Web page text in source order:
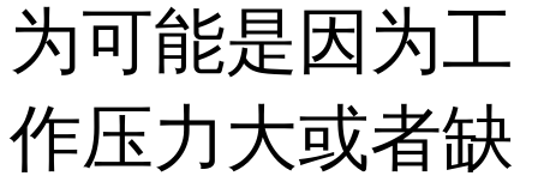
为可能是因为工
作压力大或者缺